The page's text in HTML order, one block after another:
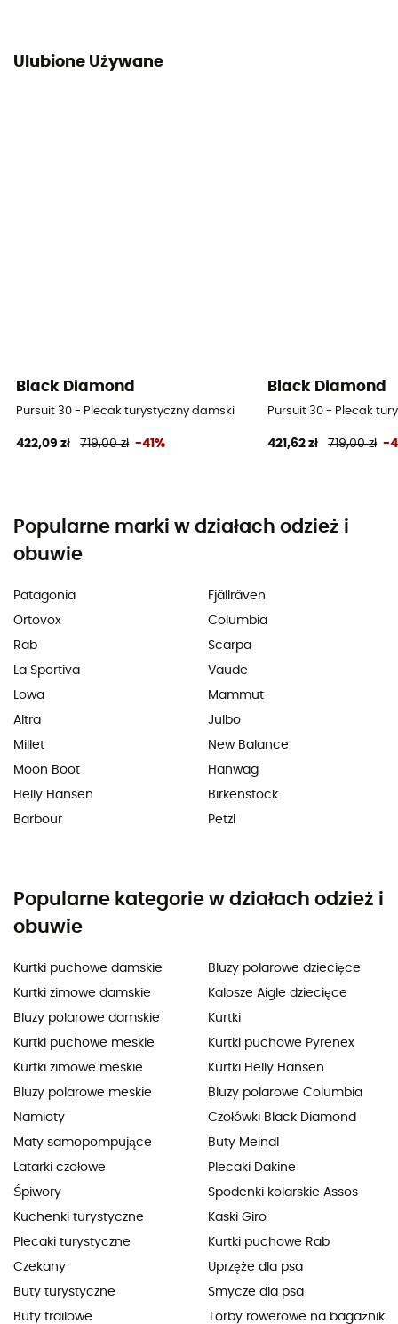
Ulubione Używane
Black Diamond
Pursuit 30 - Plecak turystyczny damski
422,09 zł 719,00 zł -41%
Black Diamond
Pursuit 30 - Plecak
421,62 zł 719,00 zł -
Popularne marki w działach odzież i
obuwie
Patagonia
Ortovox
Rab
La Sportiva
Lowa
Altra
Millet
Moon Boot
Helly Hansen
Barbour
Fjällräven
Columbia
Scarpa
Vaude
Mammut
Julbo
New Balance
Hanwag
Birkenstock
Petzl
Popularne kategorie w działach odzież i
obuwie
Kurtki puchowe damskie
Kurtki zimowe damskie
Bluzy polarowe damskie
Kurtki puchowe meskie
Kurtki zimowe meskie
Bluzy polarowe meskie
Namioty
Maty samopompujące
Latarki czołowe
Śpiwory
Kuchenki turystyczne
Plecaki turystyczne
Czekany
Buty turystyczne
Buty trailowe
Bluzy polarowe dziecięce
Kalosze Aigle dziecięce
Kurtki
Kurtki puchowe Pyrenex
Kurtki Helly Hansen
Bluzy polarowe Columbia
Czołówki Black Diamond
Buty Meindl
Plecaki Dakine
Spodenki kolarskie Assos
Kaski Giro
Kurtki puchowe Rab
Uprzęże dla psa
Smycze dla psa
Torby rowerowe na bagażnik